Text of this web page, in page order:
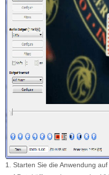
1. Starten Sie die Anwendung